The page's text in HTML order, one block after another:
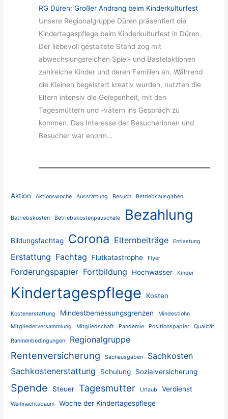
RG Düren: Großer Andrang beim Kinderkulturfest
Unsere Regionalgruppe Düren präsentiert die
Kindertagespflege beim Kinderkulturfest in Düren.
Der liebevoll gestaltete Stand zog mit
abwechslungsreichen Spiel- und Bastelaktionen
zahlreiche Kinder und deren Familien an. Während
die Kleinen begeistert kreativ wurden, nutzten die
Eltern intensiv die Gelegenheit, mit den
Tagesmüttern und -vätern ins Gespräch zu
kommen. Das Interesse der Besucherinnen und
Besucher war enorm…
Aktion Aktionswoche Ausstattung Besuch Betriebsausgaben
Betriebskosten Betriebskostenpauschale Bezahlung
Bildungsfachtag Corona Elternbeiträge Entlastung
Erstattung Fachtag Flutkatastrophe Flyer
Forderungspapier Fortbildung Hochwasser Kinder
Kindertagespflege Kosten
Kostenerstattung Mindestbemessungsgrenzen
Mindestlohn
Mitgliederversammlung
Mitgliedschaft Pandemie Positionspapier Qualität
Rahmenbedingungen Regionalgruppe
Rentenversicherung Sachausgaben
Sachkosten
Sachkostenerstattung
Schulung Sozialversicherung
Spende Steuer Tagesmutter Urlaub Verdienst
Weihnachtsbaum Woche der Kindertagespflege